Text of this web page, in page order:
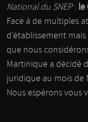
National du SNEP: le
Face à de multiples
d’établissement
que nous
Martinique a décidé
juridique au mois de
Nous espérons vous